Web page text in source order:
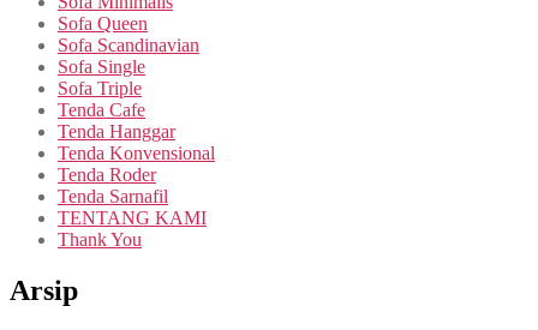
Sofa Queen
Sofa Scandinavian
Sofa Single
Sofa Triple
Tenda Cafe
Tenda Hanggar
Tenda Konvensional
Tenda Roder
Tenda Sarnafil
TENTANG KAMI
Thank You
Arsip